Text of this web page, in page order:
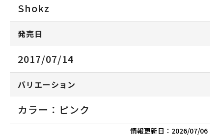
Shokz
発売日
2017/07/14
バリエーション
カラー：ピンク
情報更新日： 2026/07/06